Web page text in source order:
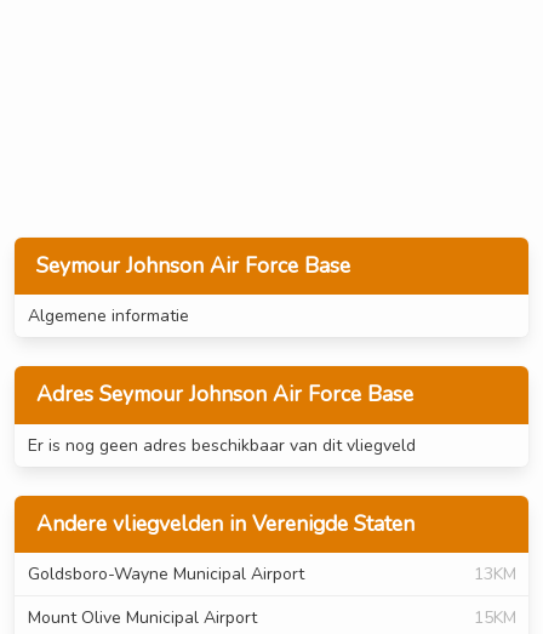
Seymour Johnson Air Force Base
Algemene informatie
Adres Seymour Johnson Air Force Base
Er is nog geen adres beschikbaar van dit vliegveld
Andere vliegvelden in Verenigde Staten
Goldsboro-Wayne Municipal Airport
13KM
Mount Olive Municipal Airport
15KM